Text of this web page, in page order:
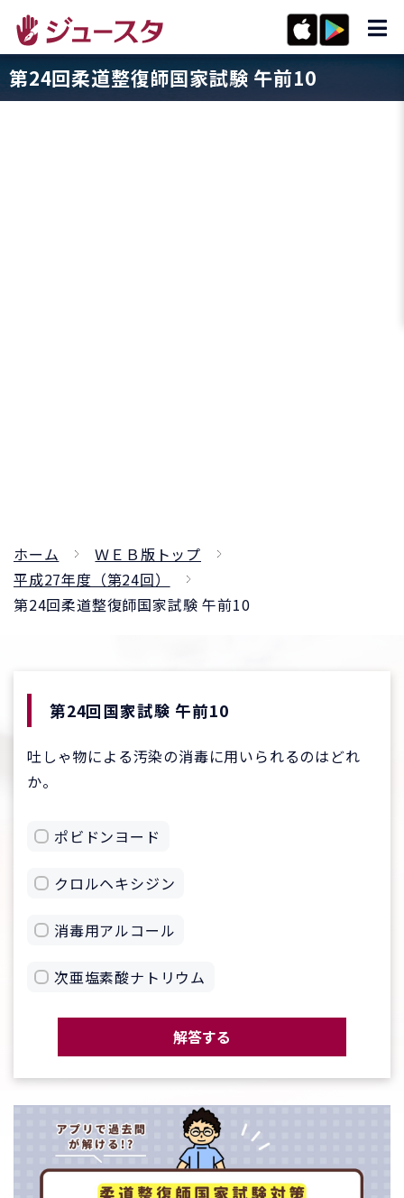
第24回柔道整復師国家試験 午前10
ホーム
ＷＥＢ版トップ
平成27年度（第24回）
第24回柔道整復師国家試験 午前10
第24回国家試験 午前10
吐しゃ物による汚染の消毒に用いられるのはどれ
か。
ポビドンヨード
クロルヘキシジン
消毒用アルコール
次亜塩素酸ナトリウム
解答する